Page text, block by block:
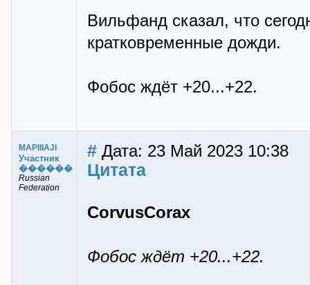
Вильфанд сказал, что
кратковременные дожди.
Фобос ждёт +20...+22.
MAPIIIAJI
Участник
������
Russian
Federation
# Дата: 23 Май 2023 10:38
Цитата
CorvusCorax
Фобос ждёт +20...+22.